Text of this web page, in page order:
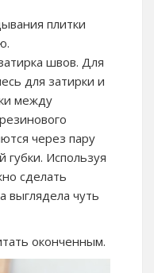
плитки
швов. Для
для затирки и
между
через пару
Используя
сделать
выглядела чуть
оконченным.